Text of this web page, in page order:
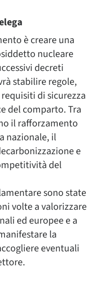
è creare una
nucleare
decreti
stabilire regole,
di sicurezza
del comparto. Tra
il rafforzamento
nazionale, il
e
del
sono state
volte a valorizzare
ed europee e a
la
eventuali